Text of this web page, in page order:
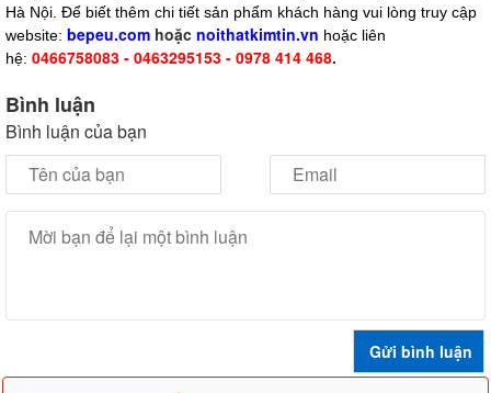
Hà Nội. Để biết thêm chi tiết sản phẩm khách hàng vui lòng truy cập
website: bepeu.com hoặc noithatkimtin.vn hoặc liên
hệ: 0466758083 - 0463295153 - 0978 414 468.
Bình luận
Bình luận của bạn